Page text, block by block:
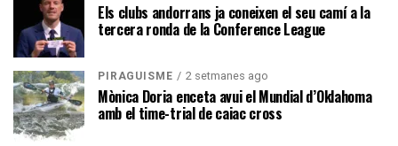
Els clubs andorrans ja coneixen el seu camí a la
tercera ronda de la Conference League
PIRAGÜISME 2 setmanes ago
Mònica Doria enceta avui el Mundial d’Oklahoma
amb el time-trial de caiac cross